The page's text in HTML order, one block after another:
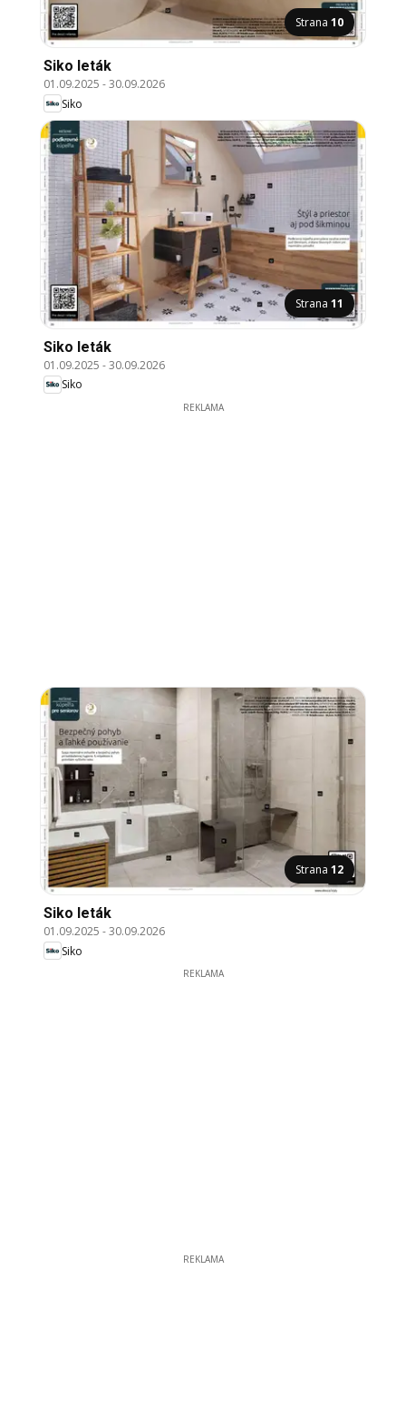
Strana 10
Siko leták
01.09.2025 -30.09.2026
Siko
Strana 11
Siko leták
01.09.2025 -30.09.2026
Siko
REKLAMA
Strana 12
Siko leták
01.09.2025 -30.09.2026
Siko
REKLAMA
REKLAMA